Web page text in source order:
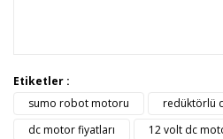
Bu ürüne ilk
Bu ürünün fiyat bilgisi, resim, ürün
konularda yetersiz gördüğünüz
kullanarak tarafımıza iletebilirsiniz.
Görüş ve önerileriniz için teşekkür
Etiketler :
sumo robot motoru
redüktörlü
dc motor fiyatları
12 volt dc